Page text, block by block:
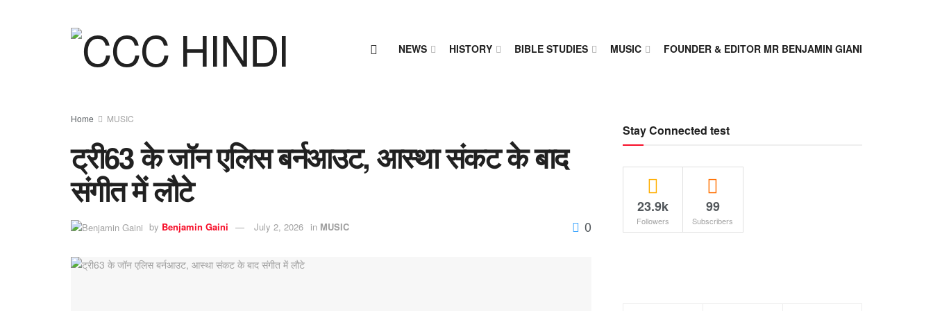
NEWS HISTORY BIBLE STUDIES MUSIC FOUNDER & EDITOR MR BENJAMIN GIANI
Home MUSIC
ट्री63 के जॉन एलिस बर्नआउट, आस्था संकट के बाद
संगीत में लौटे
by Benjamin Gaini July 2, 2026 in MUSIC 0
Stay Connected test
23.9k
Followers
99
Subscribers